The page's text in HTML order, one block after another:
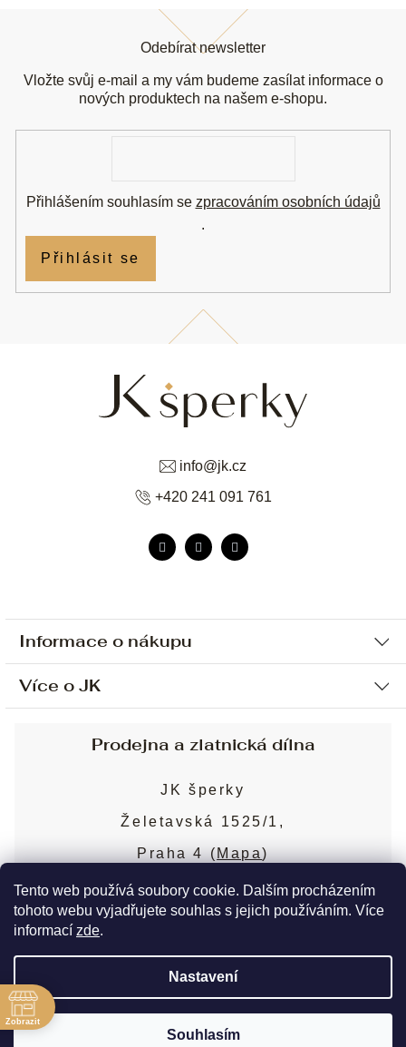
Tento web používá soubory cookie. Dalším procházením
tohoto webu vyjadřujete souhlas s jejich používáním. Více
informací zde.
Nastavení
Souhlasím
Informace o nákupu
Ochrana osobních údajů
Sjednání osobní schůzky
Obchodní podmínky
Puncovní značky
Více o JK
Blog
Nejčastější dotazy
info@jk.cz
+420 241 091 761
Odebírat newsletter
Vložte svůj e-mail a my vám budeme zasílat informace o
nových produktech na našem e-shopu.
Přihlášením souhlasím se zpracováním osobních údajů
.
Přihlásit se
Prodejna a zlatnická dílna
JK šperky
Želetavská 1525/1,
Praha 4 ( Mapa)
Více o prodejně
Copyright 2026JK šperky. Všechna práva
vyhrazena. Upravit nastavení cookies
Vytvořil Shoptet Premium
Zobrazit